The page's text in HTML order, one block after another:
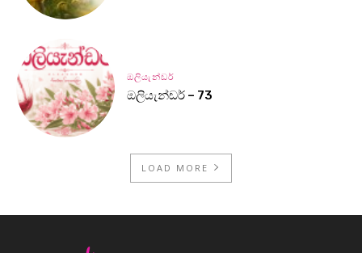
ඔලියැන්ඩර්
ඔලියැන්ඩර් – 73
LOAD MORE